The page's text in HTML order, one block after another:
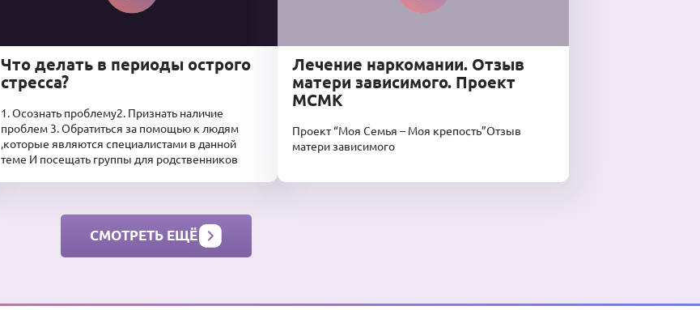
Что делать в периоды острого
стресса?
1. Осознать проблему2. Признать наличие
проблем 3. Обратиться за помощью к людям
,которые являются специалистами в данной
теме И посещать группы для родственников
Лечение наркомании. Отзыв
матери зависимого. Проект
МСМК
Проект “Моя Семья – Моя крепость”Отзыв
матери зависимого
СМОТРЕТЬ ЕЩЁ